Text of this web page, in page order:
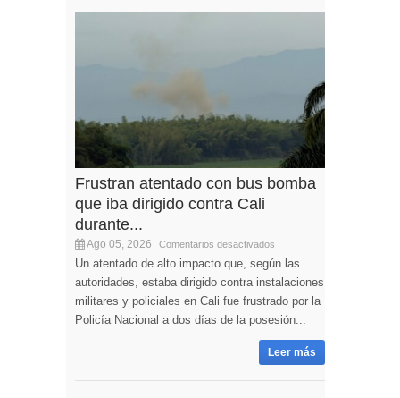
Frustran atentado con bus bomba
que iba dirigido contra Cali
durante...
Ago 05, 2026 Comentarios desactivados
Un atentado de alto impacto que, según las
autoridades, estaba dirigido contra instalaciones
militares y policiales en Cali fue frustrado por la
Policía Nacional a dos días de la posesión...
Leer más